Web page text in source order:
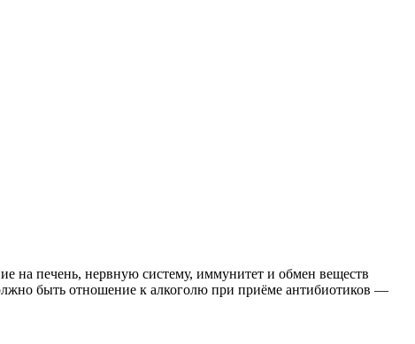
на печень, нервную систему, иммунитет и обмен веществ
быть отношение к алкоголю при приёме антибиотиков —